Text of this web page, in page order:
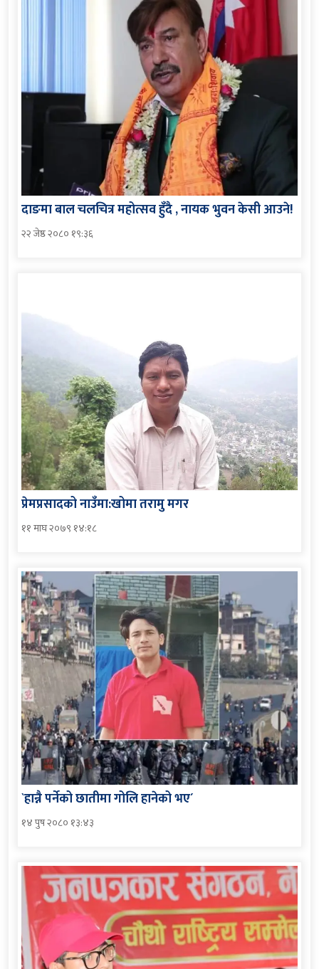
दाङमा बाल चलचित्र महोत्सव हुँदै , नायक भुवन केसी आउने!
२२ जेष्ठ २०८० १९:३६
प्रेमप्रसादको नाउँमा:खोमा तरामु मगर
११ माघ २०७९ १४:१८
`हान्नै पर्नेको छातीमा गोलि हानेको भए´
१४ पुष २०८० १३:४३